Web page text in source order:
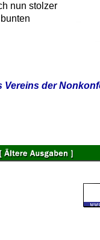
nun stolzer
Vereins der